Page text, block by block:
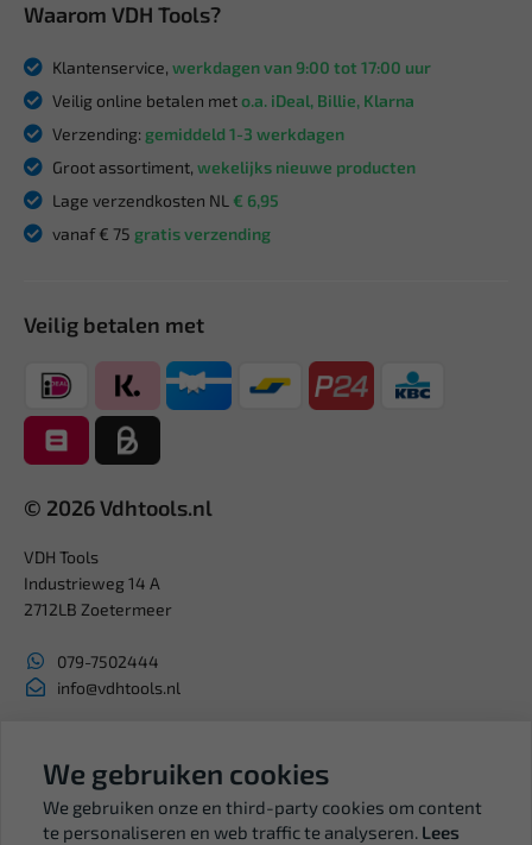
Waarom VDH Tools?
Klantenservice, werkdagen van 9:00 tot 17:00 uur
Veilig online betalen meto.a. iDeal, Billie, Klarna
Verzending: gemiddeld 1-3 werkdagen
Groot assortiment, wekelijks nieuwe producten
Lage verzendkosten NL € 6,95
vanaf € 75 gratis verzending
Veilig betalen met
© 2026 Vdhtools.nl
VDH Tools
Industrieweg 14 A
2712LB Zoetermeer
079-7502444
info@vdhtools.nl
BTW: NL819958657B01
We gebruiken cookies
We gebruiken onze en third-party cookies om content
te personaliseren en web traffic te analyseren. Lees